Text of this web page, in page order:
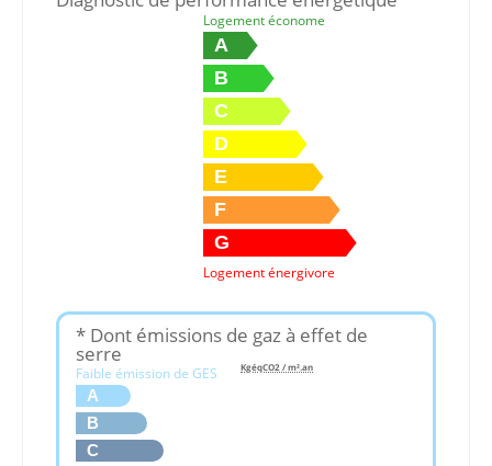
Logement économe
A
B
C
D
E
F
G
Logement énergivore
* Dont émissions de gaz à effet de
serre
Faible émission de GES
A
B
C
KgéqCO2 / m².an